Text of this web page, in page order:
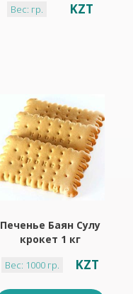
Вес: гр. KZT
Печенье Баян Сулу
крокет 1 кг
Вес: 1000 гр. KZT